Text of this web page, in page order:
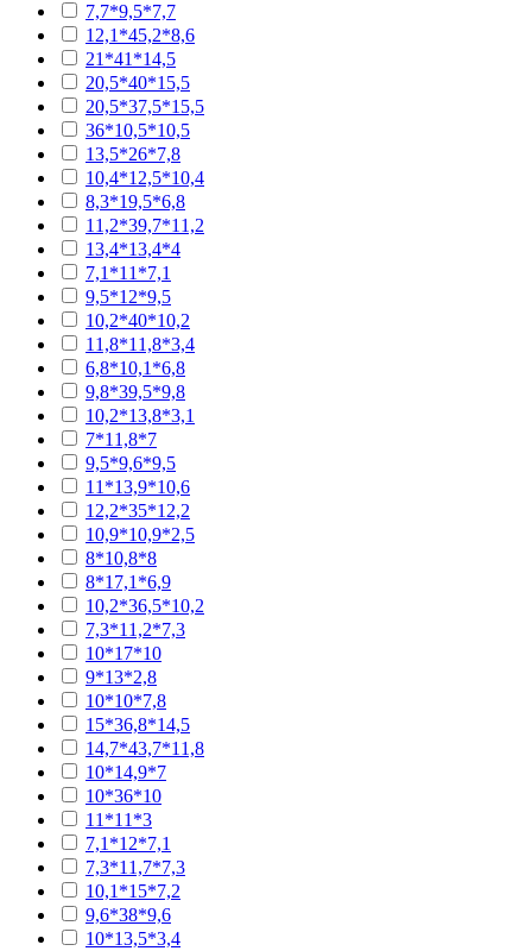
7,7*9,5*7,7
12,1*45,2*8,6
21*41*14,5
20,5*40*15,5
20,5*37,5*15,5
36*10,5*10,5
13,5*26*7,8
10,4*12,5*10,4
8,3*19,5*6,8
11,2*39,7*11,2
13,4*13,4*4
7,1*11*7,1
9,5*12*9,5
10,2*40*10,2
11,8*11,8*3,4
6,8*10,1*6,8
9,8*39,5*9,8
10,2*13,8*3,1
7*11,8*7
9,5*9,6*9,5
11*13,9*10,6
12,2*35*12,2
10,9*10,9*2,5
8*10,8*8
8*17,1*6,9
10,2*36,5*10,2
7,3*11,2*7,3
10*17*10
9*13*2,8
10*10*7,8
15*36,8*14,5
14,7*43,7*11,8
10*14,9*7
10*36*10
11*11*3
7,1*12*7,1
7,3*11,7*7,3
10,1*15*7,2
9,6*38*9,6
10*13,5*3,4